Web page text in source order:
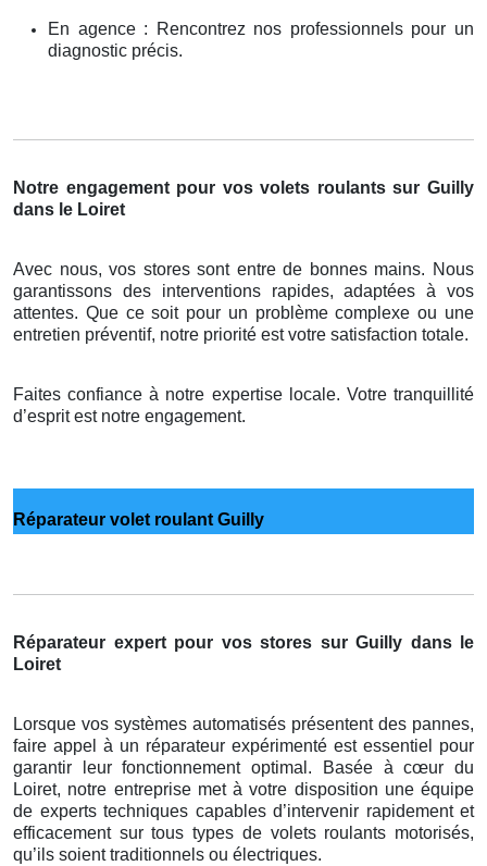
En agence : Rencontrez nos professionnels pour un
diagnostic précis.
Notre engagement pour vos volets roulants sur Guilly
dans le Loiret
Avec nous, vos stores sont entre de bonnes mains. Nous
garantissons des interventions rapides, adaptées à vos
attentes. Que ce soit pour un problème complexe ou une
entretien préventif, notre priorité est votre satisfaction totale.
Faites confiance à notre expertise locale. Votre tranquillité
d’esprit est notre engagement.
Réparateur volet roulant Guilly
Réparateur expert pour vos stores sur Guilly dans le
Loiret
Lorsque vos systèmes automatisés présentent des pannes,
faire appel à un réparateur expérimenté est essentiel pour
garantir leur fonctionnement optimal. Basée à cœur du
Loiret, notre entreprise met à votre disposition une équipe
de experts techniques capables d’intervenir rapidement et
efficacement sur tous types de volets roulants motorisés,
qu’ils soient traditionnels ou électriques.